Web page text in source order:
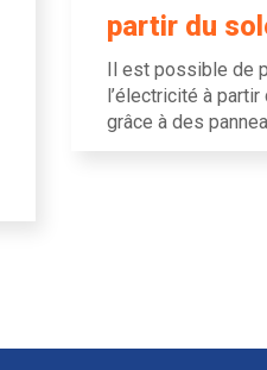
partir du
Il est possible de
l’électricité à partir
grâce à des